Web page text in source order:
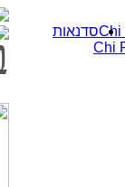
Chiסדנאות